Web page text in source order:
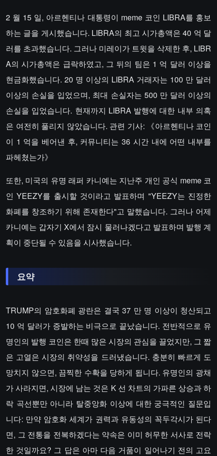
2 월 15 일, 아르헨티나 대통령이 meme 코인 LIBRA를 홍보
하는 글을 게시했습니다. LIBRA의 최고 시가총액은 40 억 달
러를 초과했습니다. 그러나 미레이가 트윗을 삭제한 후, LIBR
A의 시가총액은 급락하였고, 그 뒤의 팀은 1 억 달러 이상을
현금화했습니다. 20 명 이상의 LIBRA 거래자는 100 만 달러
이상의 손실을 입었으며, 최대 손실자는 500 만 달러 이상의
손실을 입었습니다. 현재까지 LIBRA 발행에 대한 내부 의혹
은 여전히 풀리지 않았습니다. 관련 기사: 《아르헨티나 코인
이 1 억을 베어낸 후, 커뮤니티는 36 시간 내에 어떤 내부를
파헤쳤는가》
또한, 미국의 유명 래퍼 카니예는 지난주 개인 공식 meme 코
인 YEEZY를 출시할 것이라고 발표하며 "YEEZY는 진정한
화폐를 창조하기 위해 존재한다"고 말했습니다. 그러나 어제
카니예는 갑자기 X에서 잠시 물러나겠다고 발표하며 발행 계
획이 중단될 수 있음을 시사했습니다.
요약
TRUMP의 암호화폐 광란은 결국 37 만 명 이상이 청산되고
10 억 달러가 증발하는 비극으로 끝났습니다. 전반적으로 유
명인의 발행 코인은 한때 많은 시장의 관심을 끌었지만, 그 짧
은 고열은 시장의 취약성을 드러냈습니다. 충분히 빠르게 도
망치지 않으면, 끔찍한 수확을 당하게 됩니다. 유명인의 광채
가 사라지면, 시장에 남는 것은 K 선 차트의 가파른 상승과 하
락 곡선뿐만 아니라 탈중앙화 이상에 대한 궁극적인 질문입
니다: 만약 암호화 세계가 권력과 유동성의 꼭두각시가 된다
면, 그 전통을 전복하겠다는 약속은 이미 허무한 서사로 전락
한 것일까요? 그 답은 아마 다음 거품이 일어나기 전의 고요